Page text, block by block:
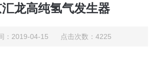
龙高纯氢气发生器
：2019-04-15 点击次数：4225